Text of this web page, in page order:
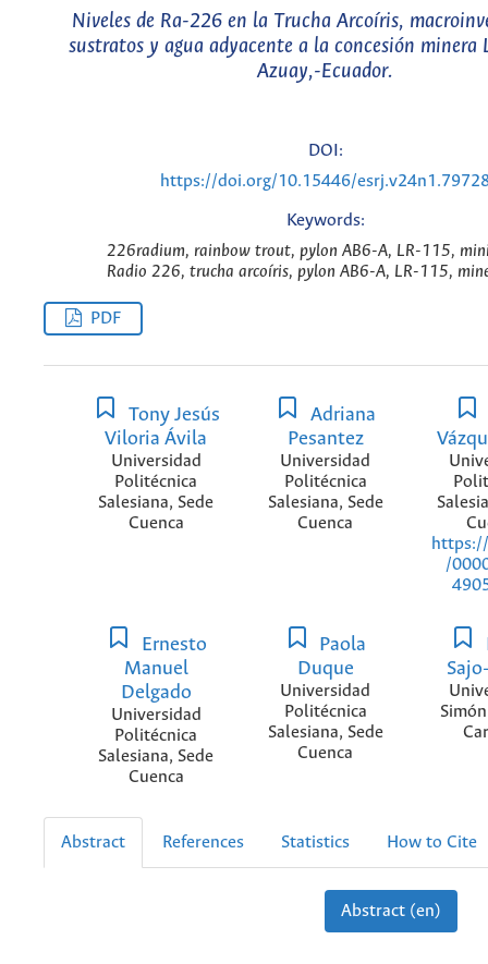
Niveles de Ra-226 en la Trucha Arcoíris,
sustratos y agua adyacente a la concesión minera
Azuay,-Ecuador.
DOI:
https://doi.org/10.15446/
Keywords:
226radium, rainbow trout, pylon AB6-A, LR-115,
Radio 226, trucha arcoíris, pylon AB6-A, LR-115,
PDF
Tony Jesús
Viloria Ávila
Universidad
Politécnica
Salesiana, Sede
Cuenca
Adriana
Pesantez
Universidad
Politécnica
Salesiana, Sede
Cuenca
/
Ernesto
Manuel
Delgado
Universidad
Politécnica
Salesiana, Sede
Cuenca
Paola
Duque
Universidad
Politécnica
Salesiana, Sede
Cuenca
Abstract References Statistics How to Cite
Abstract (en)